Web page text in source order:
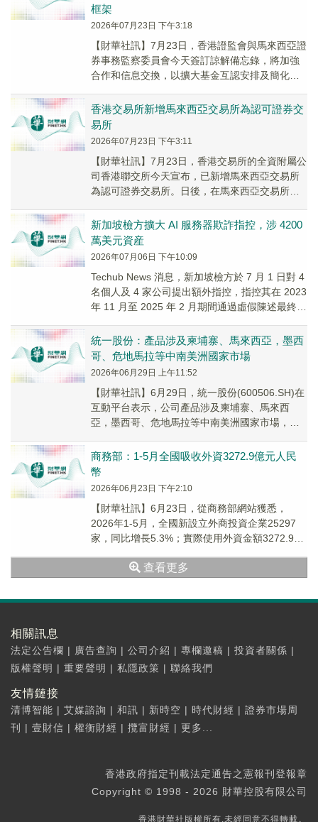
框架
2026年07月23日 下午3:18
【財華社訊】7月23日，香港證監會與馬來西亞證
券事務監察委員會今天簽訂諒解備忘錄，將加強
合作和信息交換，以擴大基金互認安排及簡化雙
西亞資...
香港交易所新增馬來西亞交易所為認可證券交
易所
2026年07月23日 下午3:11
【財華社訊】7月23日，香港交易所的全資附屬公
司香港聯交所今天宣布，已新增馬來西亞交易所
為認可證券交易所。日後，在馬來西亞交易所主
東南亞...
新加坡檢方擴大 AI 服務器欺詐指控，涉 4200
萬美元資産
2026年07月06日 下午10:09
Techub News 消息，新加坡檢方於 7 月 1 日對 4
名個人及 4 家公司提出額外指控，指控其在 2023
年 11 月至 2025 年 2 月期間通過虛假陳述最終
統一股份：產品涉及柬埔寨、馬來西亞，墨西
哥、危地馬拉等中南美洲國家市場
2026年06月29日 上午11:52
【財華社訊】6月29日，統一股份(600506.SH)在
互動平台表示，公司產品涉及柬埔寨、馬來西
亞，墨西哥、危地馬拉等中南美洲國家市場，逐
商務部：1-5月全國吸收外資3272.9億元人民
幣
2026年06月23日 下午2:10
【財華社訊】6月23日，從商務部網站獲悉，
2026年1-5月，全國新設立外商投資企業25297
家，同比增長5.3%；實際使用外資金額3272.9億
查看更多
相關訊息
法定公告欄 | 廣告查詢 | 公司介紹 | 專欄邀稿 | 投資者關係 |
版權聲明 | 重要聲明 | 私隱政策 | 聯絡我們
友情鏈接
清博智能 | 艾媒諮詢 | 和訊 | 新時空 | 時代財經 | 證券市場周
刊
| 壹財信 | 權衡財經 | 攬富財經 | 更多...
香港政府指定刊載法定通告之憲報刊登報章
Copyright © 1998 - 2026 財華控股有限公司
香港財華社版權所有,未經同意不得轉載。